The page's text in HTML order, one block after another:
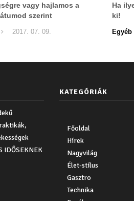
vagy hajlamos a
szerint
2017. 07. 09.
Ha
ki!
Egyéb
IDŐSEKNEK
KATEGÓRIÁK
Főoldal
Hírek
Nagyvilág
Élet-stílus
Gasztro
Technika